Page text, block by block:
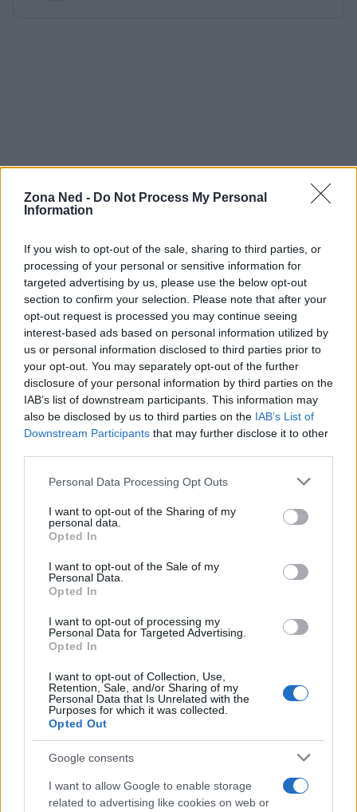
Zona Ned - Do Not Process My Personal
Information
If you wish to opt-out of the sale, sharing to third parties, or
processing of your personal or sensitive information for
targeted advertising by us, please use the below opt-out
section to confirm your selection. Please note that after your
opt-out request is processed you may continue seeing
interest-based ads based on personal information utilized by
us or personal information disclosed to third parties prior to
your opt-out. You may separately opt-out of the further
disclosure of your personal information by third parties on the
IAB’s list of downstream participants. This information may
also be disclosed by us to third parties on the IAB’s List of
Downstream Participants that may further disclose it to other
Please note that this website/app uses one or more Google
not limited to your visit or usage behaviour. You may click to
grant or deny consent to Google and its third-party tags to
use your data for below specified purposes in below Google
consent section.
Personal Data Processing Opt Outs
I want to opt-out of the Sharing of my
personal data.
Opted In
I want to opt-out of the Sale of my
Personal Data.
Opted In
I want to opt-out of processing my
Personal Data for Targeted Advertising.
Opted In
I want to opt-out of Collection, Use,
Retention, Sale, and/or Sharing of my
Personal Data that Is Unrelated with the
Purposes for which it was collected.
Opted Out
Google consents
I want to allow Google to enable storage
related to advertising like cookies on web or
Continua a leggere
RECENSIONI TECH
Workflow di laboratorio per test fotografici e video
Andrea Conforti · 1 Ago 2026
RECENSIONI TECH